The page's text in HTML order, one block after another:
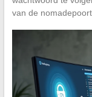
van de